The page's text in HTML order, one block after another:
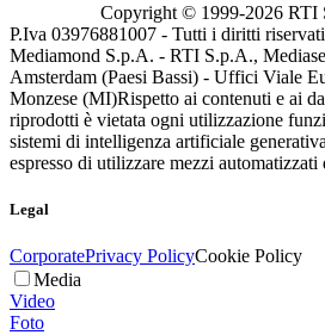
Copyright © 1999-2026 RTI
P.Iva 03976881007 - Tutti i diritti
Mediamond S.p.A. - RTI S.p.A.,
Amsterdam (Paesi Bassi) - Uffici Viale
Monzese (MI)Rispetto ai contenuti e ai
riprodotti è vietata ogni utilizzazione
sistemi di intelligenza artificiale
espresso di utilizzare mezzi automatizzati
Legal
CorporatePrivacy PolicyCookie Policy
Media
Video
Foto